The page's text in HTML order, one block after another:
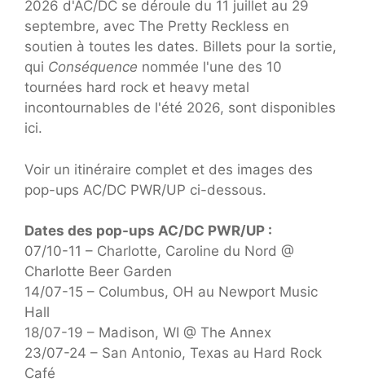
2026 d'AC/DC se déroule du 11 juillet au 29
septembre, avec The Pretty Reckless en
soutien à toutes les dates. Billets pour la sortie,
qui Conséquence nommée l'une des 10
tournées hard rock et heavy metal
incontournables de l'été 2026, sont disponibles
ici.
Voir un itinéraire complet et des images des
pop-ups AC/DC PWR/UP ci-dessous.
Dates des pop-ups AC/DC PWR/UP :
07/10-11 – Charlotte, Caroline du Nord @
Charlotte Beer Garden
14/07-15 – Columbus, OH au Newport Music
Hall
18/07-19 – Madison, WI @ The Annex
23/07-24 – San Antonio, Texas au Hard Rock
Café